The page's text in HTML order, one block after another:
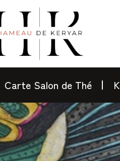
Carte Salon de Thé